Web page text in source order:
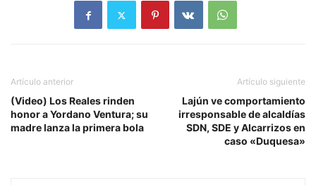
Artículo anterior
(Video) Los Reales rinden
honor a Yordano Ventura; su
madre lanza la primera bola
Artículo siguiente
Lajún ve comportamiento
irresponsable de alcaldías
SDN, SDE y Alcarrizos en
caso «Duquesa»